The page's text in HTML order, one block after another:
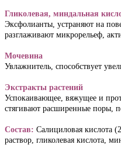
Гликолевая, миндальная
Эксфолианты, устраняют на
Мочевина
Экстракты растений
Успокаивающее, вяжущее и
стягивают расширенные поры,
Состав: Салициловая кислота
раствор, гликолевая кислота,